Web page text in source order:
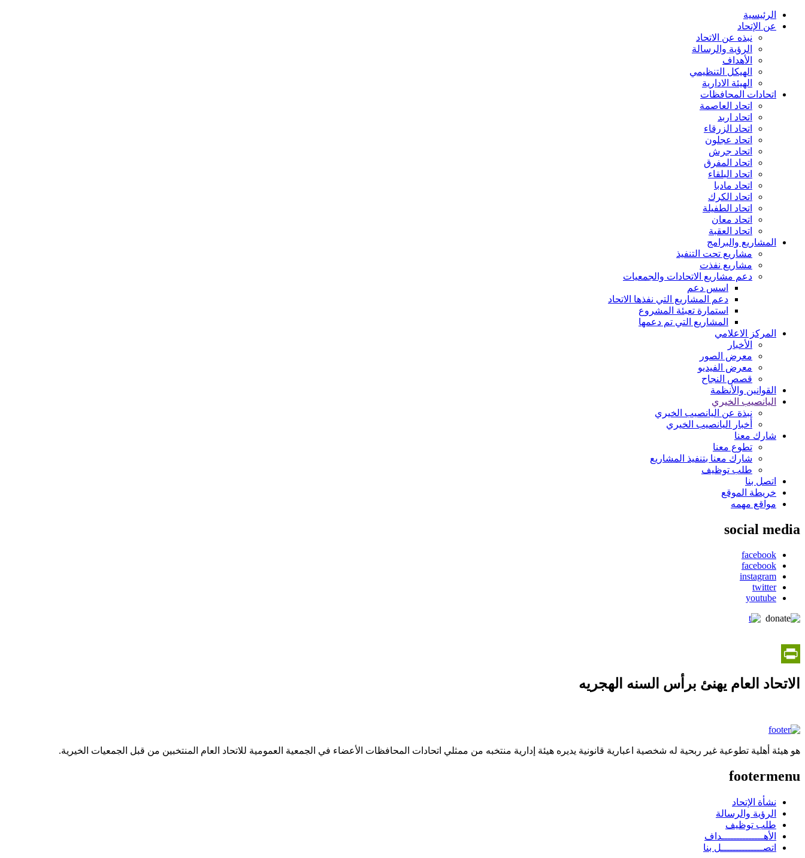
الرئيسية
عن الإتحاد
نبذه عن الاتحاد
الرؤية والرسالة
الأهداف
الهيكل التنظيمي
الهيئة الادارية
اتحادات المحافظات
اتحاد العاصمة
اتحاد اربد
اتحاد الزرقاء
اتحاد عجلون
اتحاد جرش
اتحاد المفرق
اتحاد البلقاء
اتحاد مادبا
اتحاد الكرك
اتحاد الطفيلة
اتحاد معان
اتحاد العقبة
المشاريع والبرامج
مشاريع تحت التنفيذ
مشاريع نفذت
دعم مشاريع الاتحادات والجمعيات
اسس دعم
دعم المشاريع التي نفذها الاتحاد
استمارة تعبئة المشروع
المشاريع التي تم دعمها
المركز الاعلامي
الأخبار
معرض الصور
معرض الفيديو
قصص النجاح
القوانين والأنظمة
اليانصيب الخيري
نبذة عن اليانصيب الخيري
أخبار اليانصيب الخيري
شارك معنا
تطوع معنا
شارك معنا بتنفيذ المشاريع
طلب توظيف
اتصل بنا
خريطة الموقع
مواقع مهمه
social media
facebook
facebook
instagram
twitter
youtube
الاتحاد العام يهنئ برأس السنه الهجريه
هو هيئة أهلية تطوعية غير ربحية له شخصية اعبارية قانونية يديره هيئة إدارية منتخبه من ممثلي اتحادات المحافظات الأعضاء في الجمعية العمومية للاتحاد العام المنتخبين من قبل الجمعيات الخيرية.
footermenu
نشأة الإتحاد
الرؤية والرسالة
طلب توظيف
الأهــــــــــــــداف
اتصــــــــــــــل بنا